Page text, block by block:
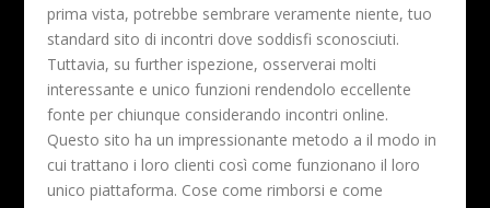
prima vista, potrebbe sembrare veramente niente, tuo
standard sito di incontri dove soddisfi sconosciuti.
Tuttavia, su further ispezione, osserverai molti
interessante e unico funzioni rendendolo eccellente
fonte per chiunque considerando incontri online.
Questo sito ha un impressionante metodo a il modo in
cui trattano i loro clienti così come funzionano il loro
unico piattaforma. Cose come rimborsi e come